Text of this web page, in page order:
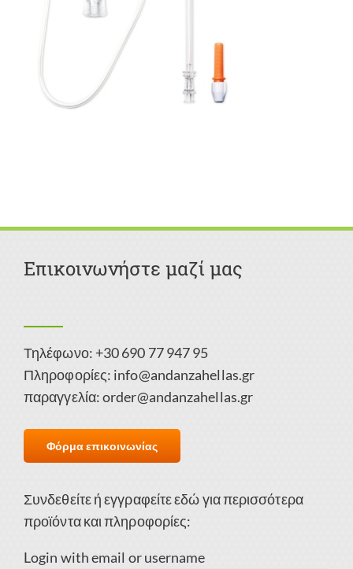
Επικοινωνήστε μαζί μας
Τηλέφωνο: +30 690 77 947 95
Πληροφορίες: info@andanzahellas.gr
παραγγελία:order@andanzahellas.gr
Φόρμα επικοινωνίας
Συνδεθείτε ή εγγραφείτε εδώ για περισσότερα
προϊόντα και πληροφορίες:
Login with email or username